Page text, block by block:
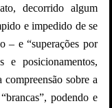
decorrido algum
e impedido de se
– e “superações por
e posicionamentos,
compreensão sobre a
podendo e